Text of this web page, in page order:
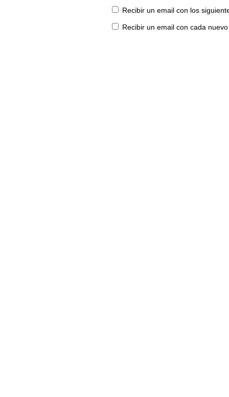
Recibir un email con los
Recibir un email con cada